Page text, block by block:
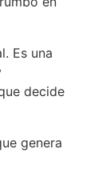
Es una
decide
genera